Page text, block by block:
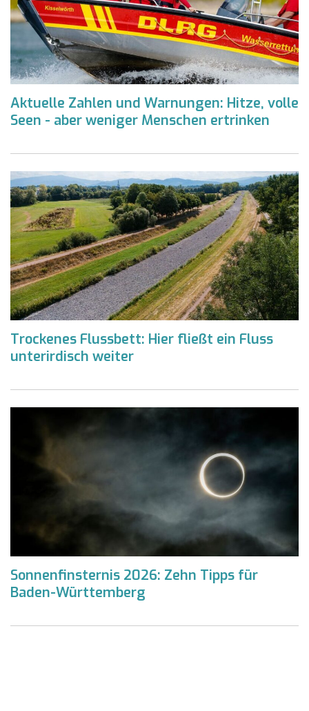
Aktuelle Zahlen und Warnungen: Hitze, volle
Seen - aber weniger Menschen ertrinken
Trockenes Flussbett: Hier fließt ein Fluss
unterirdisch weiter
Sonnenfinsternis 2026: Zehn Tipps für
Baden-Württemberg